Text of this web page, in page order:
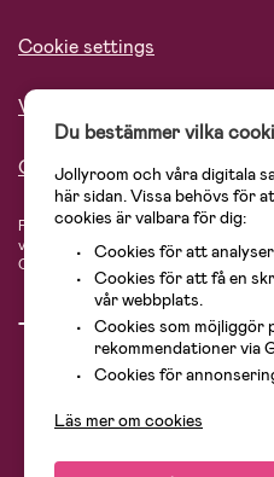
Cookie settings
Vårt ansvar
Om oss
På Jollyroom.se hittar du ett stort
vårt sortiment hittar du barnvagnar,
Cosi, Baby Jogger, BabyBjörn,
Du bestämmer vilka
Jollyroom och våra digitala
här sidan. Vissa behövs för
cookies är valbara för dig:
Cookies för att
Cookies för att få en
vår webbplats.
Cookies som möjliggör
rekommendationer via
Cookies för
Läs mer om cookies